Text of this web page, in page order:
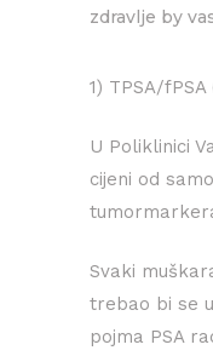
zdravlje by
1) TPSA/
U Poliklinici
cijeni od
Svaki
trebao bi se
pojma PSA